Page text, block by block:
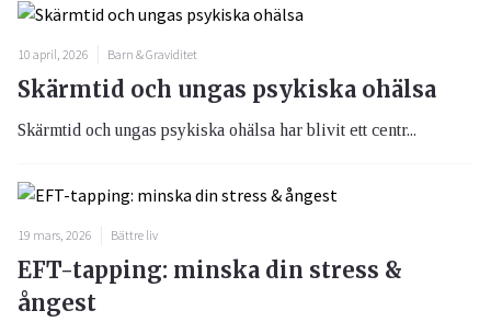
10 april, 2026 Barn & Graviditet
Skärmtid och ungas psykiska ohälsa
Skärmtid och ungas psykiska ohälsa har blivit ett centr...
19 mars, 2026 Bättre liv
EFT-tapping: minska din stress &
ångest